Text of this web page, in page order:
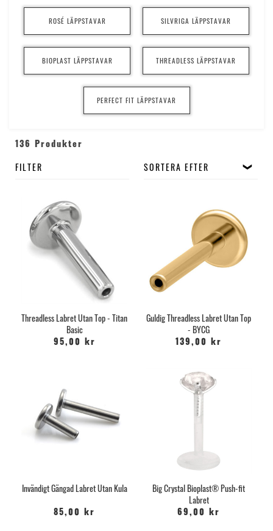
Man mäter ett labretsmycke mellan plattan och kulan, bara själva
staven ska mätas, varken platta, kula eller gängor ska vara
medräknade.
ROSÉ LÄPPSTAVAR SILVRIGA LÄPPSTAVAR
BIOPLAST LÄPPSTAVAR THREADLESS LÄPPSTAVAR
PERFECT FIT LÄPPSTAVAR
136 Produkter
FILTER SORTERA EFTER
Threadless Labret Utan Top - Titan
Basic
95,00 kr
Guldig Threadless Labret Utan Top
- BYCG
139,00 kr
Invändigt Gängad Labret Utan Kula
85,00 kr
Big Crystal Bioplast® Push-fit
Labret
69,00 kr